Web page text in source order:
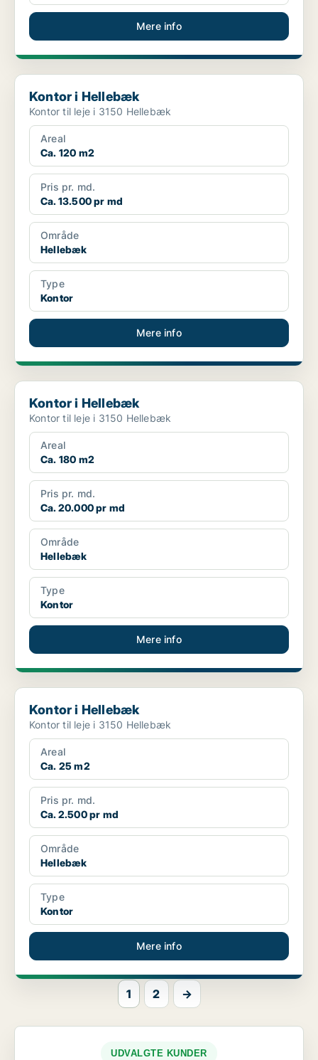
Mere info
Kontor i Hellebæk
Kontor i Hellebæk
Kontor til leje i 3150 Hellebæk
Areal
Ca. 120 m2
Pris pr. md.
Ca. 13.500 pr md
Område
Hellebæk
Type
Kontor
Mere info
Kontor i Hellebæk
Kontor i Hellebæk
Kontor til leje i 3150 Hellebæk
Areal
Ca. 180 m2
Pris pr. md.
Ca. 20.000 pr md
Område
Hellebæk
Type
Kontor
Mere info
Kontor i Hellebæk
Kontor i Hellebæk
Kontor til leje i 3150 Hellebæk
Areal
Ca. 25 m2
Pris pr. md.
Ca. 2.500 pr md
Område
Hellebæk
Type
Kontor
Mere info
1 2 →
UDVALGTE KUNDER